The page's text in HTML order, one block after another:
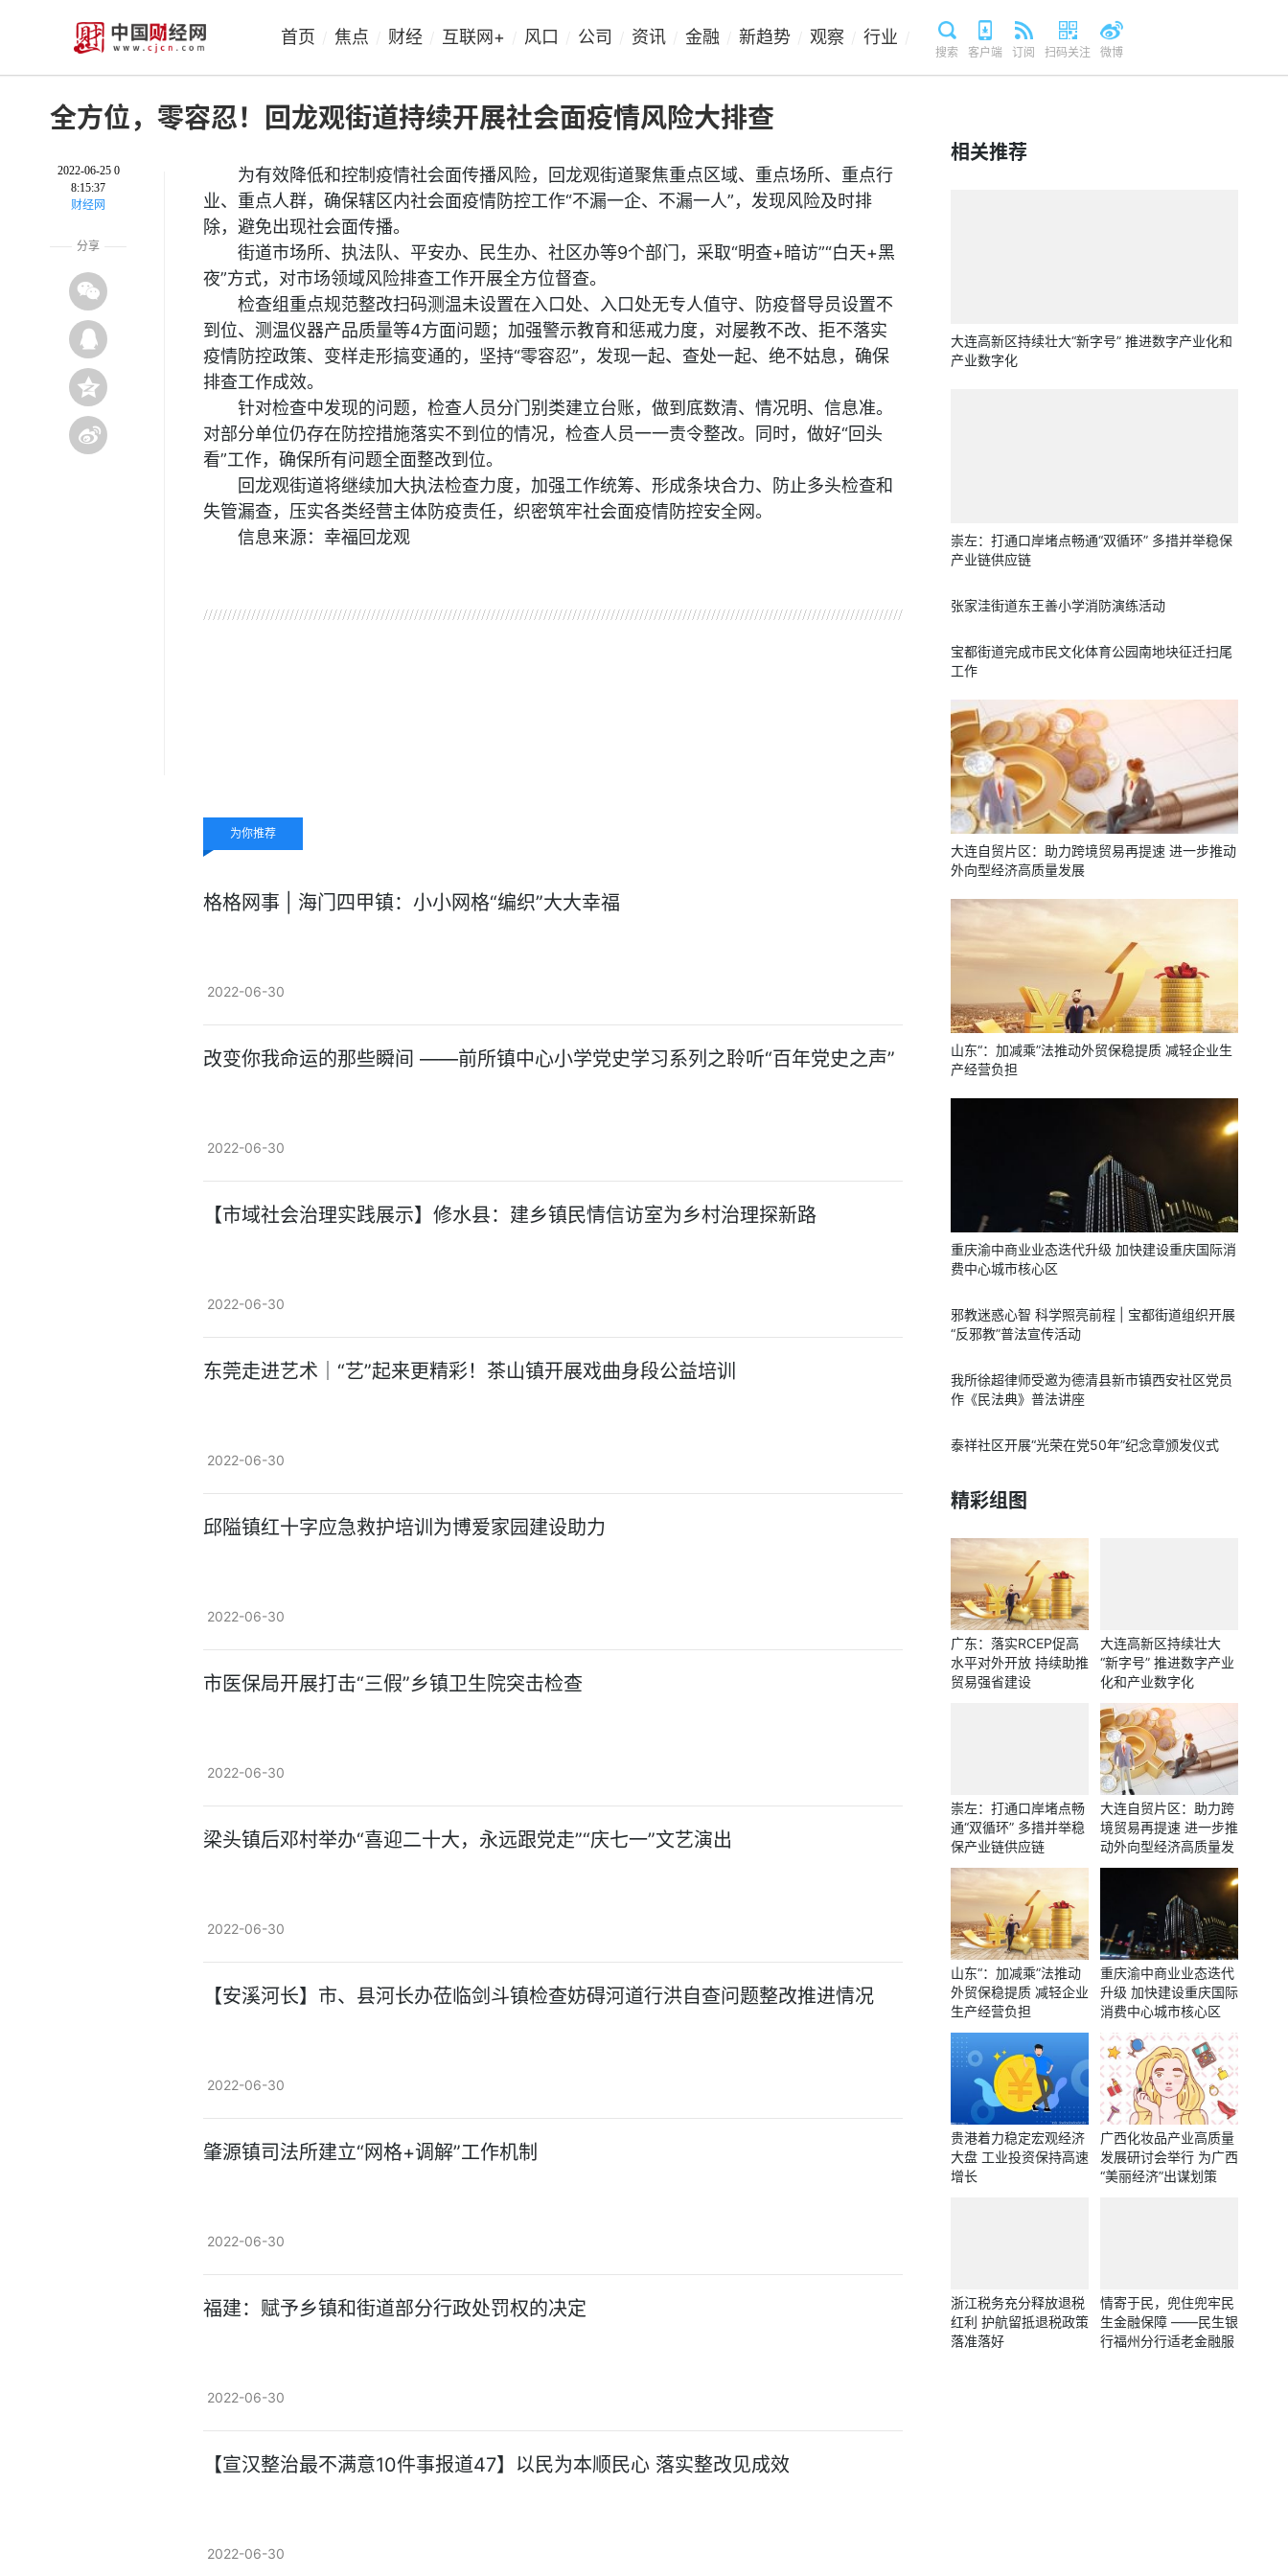
首页 焦点 财经 互联网+ 风口 公司 资讯 金融 新趋势 观察 行业
搜索 客户端 订阅 扫码关注 微博
全方位，零容忍！回龙观街道持续开展社会面疫情风险大排查
2022-06-25 0
8:15:37
财经网
分享
为有效降低和控制疫情社会面传播风险，回龙观街道聚焦重点区域、重点场所、重点行
业、重点人群，确保辖区内社会面疫情防控工作“不漏一企、不漏一人”，发现风险及时排
除，避免出现社会面传播。
街道市场所、执法队、平安办、民生办、社区办等9个部门，采取“明查+暗访”“白天+黑
夜”方式，对市场领域风险排查工作开展全方位督查。
检查组重点规范整改扫码测温未设置在入口处、入口处无专人值守、防疫督导员设置不
到位、测温仪器产品质量等4方面问题；加强警示教育和惩戒力度，对屡教不改、拒不落实
疫情防控政策、变样走形搞变通的，坚持“零容忍”，发现一起、查处一起、绝不姑息，确保
排查工作成效。
针对检查中发现的问题，检查人员分门别类建立台账，做到底数清、情况明、信息准。
对部分单位仍存在防控措施落实不到位的情况，检查人员一一责令整改。同时，做好“回头
看”工作，确保所有问题全面整改到位。
回龙观街道将继续加大执法检查力度，加强工作统筹、形成条块合力、防止多头检查和
失管漏查，压实各类经营主体防疫责任，织密筑牢社会面疫情防控安全网。
信息来源：幸福回龙观
为你推荐
格格网事 | 海门四甲镇：小小网格“编织”大大幸福
2022-06-30
改变你我命运的那些瞬间 ——前所镇中心小学党史学习系列之聆听“百年党史之声”
2022-06-30
【市域社会治理实践展示】修水县：建乡镇民情信访室为乡村治理探新路
2022-06-30
东莞走进艺术｜“艺”起来更精彩！茶山镇开展戏曲身段公益培训
2022-06-30
邱隘镇红十字应急救护培训为博爱家园建设助力
2022-06-30
市医保局开展打击“三假”乡镇卫生院突击检查
2022-06-30
梁头镇后邓村举办“喜迎二十大，永远跟党走”“庆七一”文艺演出
2022-06-30
【安溪河长】市、县河长办莅临剑斗镇检查妨碍河道行洪自查问题整改推进情况
2022-06-30
肇源镇司法所建立“网格+调解”工作机制
2022-06-30
福建：赋予乡镇和街道部分行政处罚权的决定
2022-06-30
【宣汉整治最不满意10件事报道47】以民为本顺民心 落实整改见成效
2022-06-30
相关推荐
大连高新区持续壮大“新字号” 推进数字产业化和
产业数字化
崇左：打通口岸堵点畅通“双循环” 多措并举稳保
产业链供应链
张家洼街道东王善小学消防演练活动
宝都街道完成市民文化体育公园南地块征迁扫尾
工作
大连自贸片区：助力跨境贸易再提速 进一步推动
外向型经济高质量发展
山东“：加减乘”法推动外贸保稳提质 减轻企业生
产经营负担
重庆渝中商业业态迭代升级 加快建设重庆国际消
费中心城市核心区
邪教迷惑心智 科学照亮前程 | 宝都街道组织开展
“反邪教”普法宣传活动
我所徐超律师受邀为德清县新市镇西安社区党员
作《民法典》普法讲座
泰祥社区开展“光荣在党50年”纪念章颁发仪式
精彩组图
广东：落实RCEP促高
水平对外开放 持续助推
贸易强省建设
大连高新区持续壮大
“新字号” 推进数字产业
化和产业数字化
崇左：打通口岸堵点畅
通“双循环” 多措并举稳
保产业链供应链
大连自贸片区：助力跨
境贸易再提速 进一步推
动外向型经济高质量发
展
山东“：加减乘”法推动
外贸保稳提质 减轻企业
生产经营负担
重庆渝中商业业态迭代
升级 加快建设重庆国际
消费中心城市核心区
贵港着力稳定宏观经济
大盘 工业投资保持高速
增长
广西化妆品产业高质量
发展研讨会举行 为广西
“美丽经济”出谋划策
浙江税务充分释放退税
红利 护航留抵退税政策
落准落好
情寄于民，兜住兜牢民
生金融保障 ——民生银
行福州分行适老金融服